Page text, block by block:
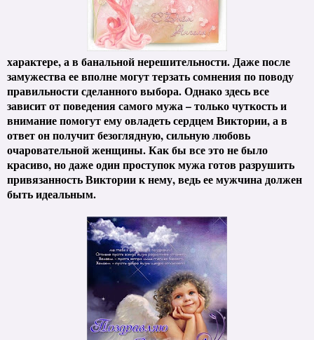
характере, а в банальной нерешительности. Даже после
замужества ее вполне могут терзать сомнения по поводу
правильности сделанного выбора. Однако здесь все
зависит от поведения самого мужа – только чуткость и
внимание помогут ему овладеть сердцем Виктории, а в
ответ он получит безоглядную, сильную любовь
очаровательной женщины. Как бы все это не было
красиво, но даже один проступок мужа готов разрушить
привязанность Виктории к нему, ведь ее мужчина должен
быть идеальным.